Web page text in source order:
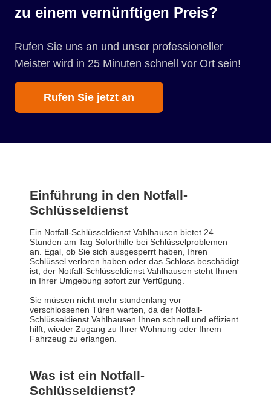
zu einem vernünftigen Preis?
Rufen Sie uns an und unser professioneller
Meister wird in 25 Minuten schnell vor Ort sein!
Rufen Sie jetzt an
Einführung in den Notfall-
Schlüsseldienst
Ein Notfall-Schlüsseldienst Vahlhausen bietet 24
Stunden am Tag Soforthilfe bei Schlüsselproblemen
an. Egal, ob Sie sich ausgesperrt haben, Ihren
Schlüssel verloren haben oder das Schloss beschädigt
ist, der Notfall-Schlüsseldienst Vahlhausen steht Ihnen
in Ihrer Umgebung sofort zur Verfügung.
Sie müssen nicht mehr stundenlang vor
verschlossenen Türen warten, da der Notfall-
Schlüsseldienst Vahlhausen Ihnen schnell und effizient
hilft, wieder Zugang zu Ihrer Wohnung oder Ihrem
Fahrzeug zu erlangen.
Was ist ein Notfall-
Schlüsseldienst?